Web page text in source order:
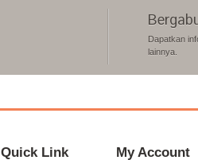
Dapatkan
lainnya.
Quick Link My Account